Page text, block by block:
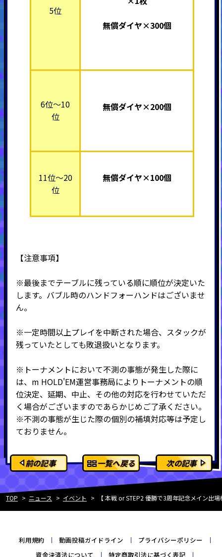
5位
無償ダイヤ×300個
6位～10
位
無償ダイヤ×200個
11位～20
位
無償ダイヤ×100個
【注意事項】
※最後までテーブルに残っている順に順位が決定いた
します。バブル時のハンドフォーハンドはございませ
ん。
※一定時間以上プレイを中断された場合、スタックが
残っていたとしても敗退扱いとなります。
※トーナメントにおいて不測の事態が発生した際に
は、m HOLD'EM運営事務局によりトーナメントの順
位決定、延期、中止、その他の対応を行わせていただ
く場合がございますのであらかじめご了承ください。
※不測の事態が生じた際の個別の補填対応等は予定し
ておりません。
前の記事 一覧へ戻る 次の記事
TOP ニュース イベント 【 本戦 or STEP2 優勝で3周年記念メイン出
利用規約 動画投稿ガイドライン
プライバシーポリシー
資金決済法について
特定商取引法に基づく表記